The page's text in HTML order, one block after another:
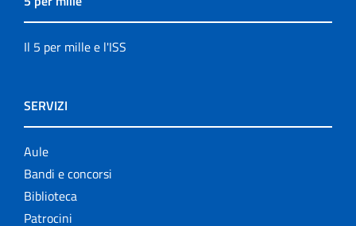
Il 5 per mille e l'ISS
SERVIZI
Aule
Bandi e concorsi
Biblioteca
Patrocini